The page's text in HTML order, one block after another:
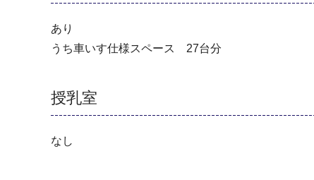
あり
うち車いす仕様スペース 27台分
授乳室
なし